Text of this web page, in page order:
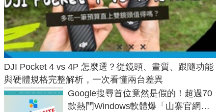
DJI Pocket 4 vs 4P 怎麼選？從鏡頭、畫質、跟隨功能
與硬體規格完整解析，一次看懂兩台差異
Google搜尋首位竟然是假的！超過70
款熱門Windows軟體爆「山寨官網」